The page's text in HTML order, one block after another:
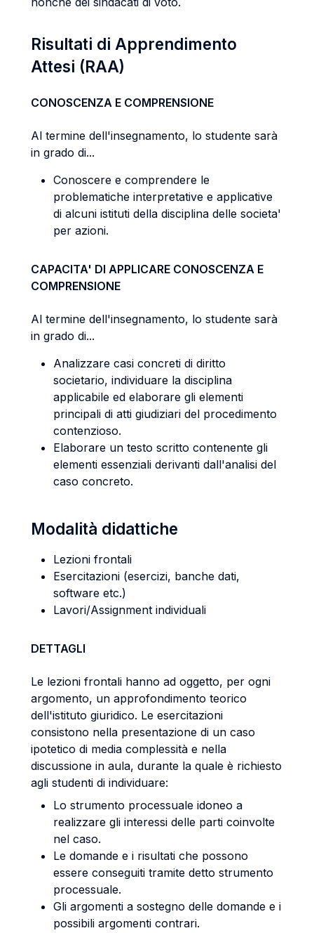
Risultati di Apprendimento
Attesi (RAA)
CONOSCENZA E COMPRENSIONE
Al termine dell'insegnamento, lo studente sarà
in grado di...
Conoscere e comprendere le
problematiche interpretative e applicative
di alcuni istituti della disciplina delle societa'
per azioni.
CAPACITA' DI APPLICARE CONOSCENZA E
COMPRENSIONE
Al termine dell'insegnamento, lo studente sarà
in grado di...
Analizzare casi concreti di diritto
societario, individuare la disciplina
applicabile ed elaborare gli elementi
principali di atti giudiziari del procedimento
contenzioso.
Elaborare un testo scritto contenente gli
elementi essenziali derivanti dall'analisi del
caso concreto.
Modalità didattiche
Lezioni frontali
Esercitazioni (esercizi, banche dati,
software etc.)
Lavori/Assignment individuali
DETTAGLI
Le lezioni frontali hanno ad oggetto, per ogni
argomento, un approfondimento teorico
dell'istituto giuridico. Le esercitazioni
consistono nella presentazione di un caso
ipotetico di media complessità e nella
discussione in aula, durante la quale è richiesto
agli studenti di individuare:
Lo strumento processuale idoneo a
realizzare gli interessi delle parti coinvolte
nel caso.
Le domande e i risultati che possono
essere conseguiti tramite detto strumento
processuale.
Gli argomenti a sostegno delle domande e i
possibili argomenti contrari.